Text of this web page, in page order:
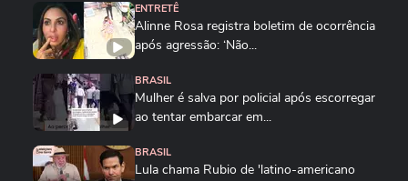
ENTRETÊ
Alinne Rosa registra boletim de ocorrência
após agressão: ‘Não...
BRASIL
Mulher é salva por policial após escorregar
ao tentar embarcar em...
BRASIL
Lula chama Rubio de 'latino-americano